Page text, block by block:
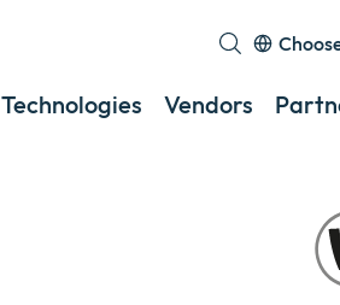
Technologies
Vendors